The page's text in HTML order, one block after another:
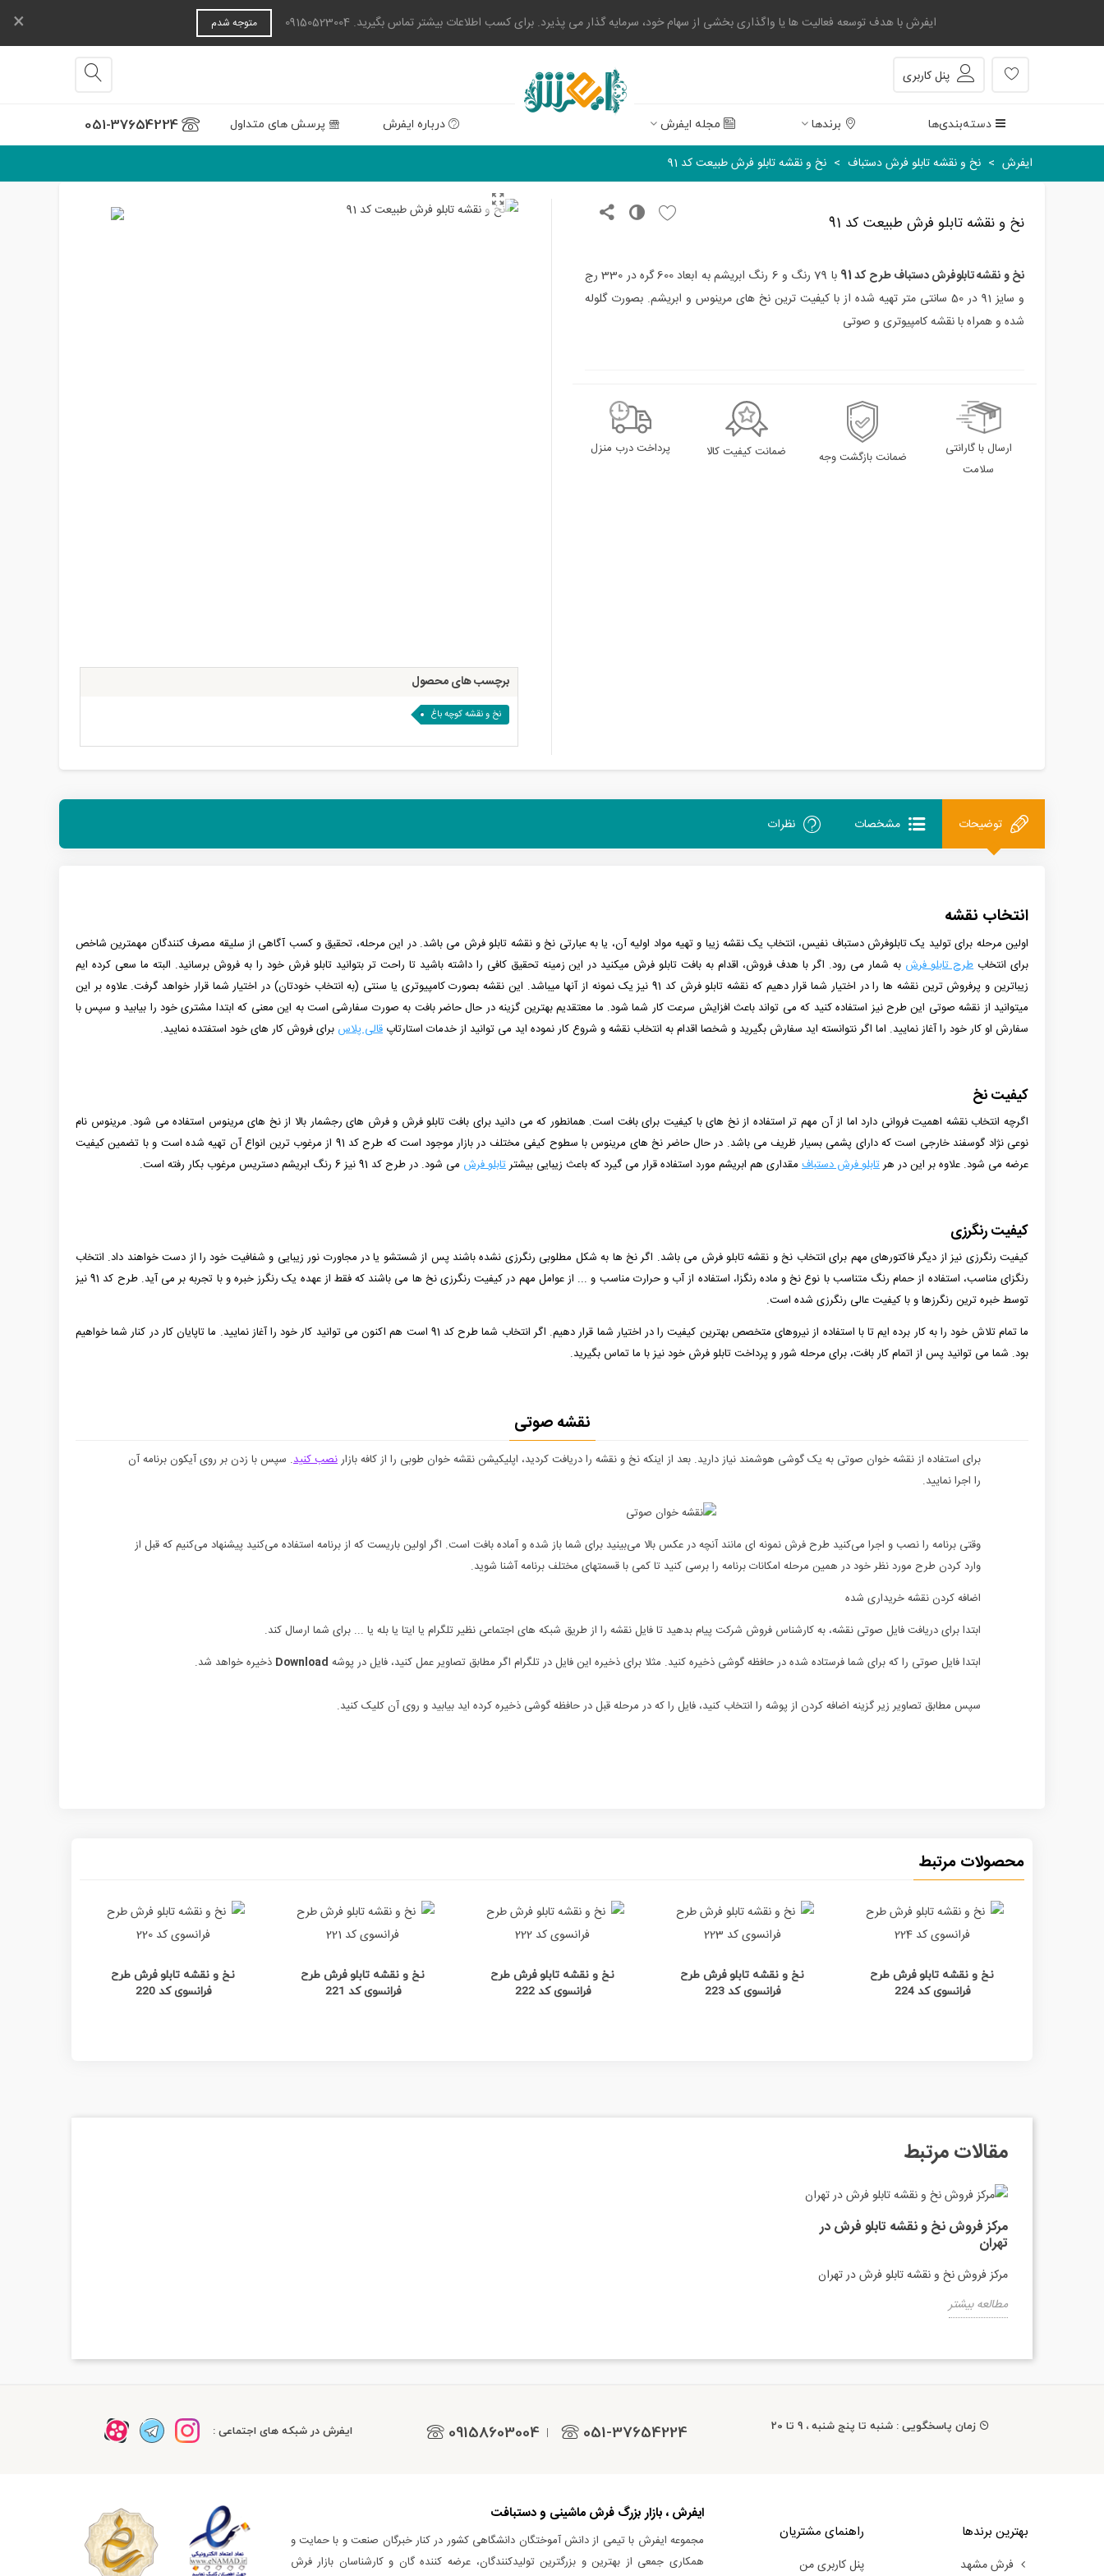
ایفرش با هدف توسعه فعالیت ها یا واگذاری بخشی از سهام خود، سرمایه گذار می پذیرد. برای کسب اطلاعات بیشتر تماس بگیرید. 09150523004 متوجه شدم ×
پنل کاربری
دسته‌بندی‌ها برندها مجله ایفرش درباره ایفرش پرسش های متداول 051-37654224
ایفرش > نخ و نقشه تابلو فرش دستباف > نخ و نقشه تابلو فرش طبیعت کد 91
برچسب های محصول
نخ و نقشه کوچه باغ
نخ و نقشه تابلو فرش طبیعت کد 91
نخ و نقشه تابلوفرش دستباف طرح کد 91
با 79 رنگ و 6 رنگ ابریشم به ابعاد 600 گره در 330 رج
و سایز 91 در 50 سانتی متر تهیه شده از با کیفیت ترین نخ های مرینوس و ابریشم. بصورت گلوله
شده و همراه با نقشه کامپیوتری و صوتی
ارسال با گارانتی
سلامت
ضمانت بازگشت وجه ضمانت کیفیت کالا پرداخت درب منزل
توضیحات مشخصات نظرات
انتخاب نقشه
اولین مرحله برای تولید یک تابلوفرش دستباف نفیس، انتخاب یک نقشه زیبا و تهیه مواد اولیه آن، یا به عبارتی نخ و نقشه تابلو فرش می باشد. در این مرحله، تحقیق و کسب آگاهی از سلیقه مصرف کنندگان مهمترین شاخص
برای انتخاب طرح تابلو فرش به شمار می رود. اگر با هدف فروش، اقدام به بافت تابلو فرش میکنید در این زمینه تحقیق کافی را داشته باشید تا راحت تر بتوانید تابلو فرش خود را به فروش برسانید. البته ما سعی کرده ایم
زیباترین و پرفروش ترین نقشه ها را در اختیار شما قرار دهیم که نقشه تابلو فرش کد 91 نیز یک نمونه از آنها میباشد. این نقشه بصورت کامپیوتری یا سنتی (به انتخاب خودتان) در اختیار شما قرار خواهد گرفت. علاوه بر این
میتوانید از نقشه صوتی این طرح نیز استفاده کنید که می تواند باعث افزایش سرعت کار شما شود. ما معتقدیم بهترین گزینه در حال حاضر بافت به صورت سفارشی است به این معنی که ابتدا مشتری خود را بیابید و سپس با
سفارش او کار خود را آغاز نمایید. اما اگر نتوانسته اید سفارش بگیرید و شخصا اقدام به انتخاب نقشه و شروع کار نموده اید می توانید از خدمات استارتاپ قالی پلاس برای فروش کار های خود استفتده نمایید.
کیفیت نخ
اگرچه انتخاب نقشه اهمیت فروانی دارد اما از آن مهم تر استفاده از نخ های با کیفیت برای بافت است. همانطور که می دانید برای بافت تابلو فرش و فرش های رجشمار بالا از نخ های مرینوس استفاده می شود. مرینوس نام
نوعی نژاد گوسفند خارجی است که دارای پشمی بسیار ظریف می باشد. در حال حاضر نخ های مرینوس با سطوح کیفی مختلف در بازار موجود است که طرح کد 91 از مرغوب ترین انواع آن تهیه شده است و با تضمین کیفیت
عرضه می شود. علاوه بر این در هرتابلو فرش دستباف مقداری هم ابریشم مورد استفاده قرار می گیرد که باعث زیبایی بیشترتابلو فرش می شود. در طرح کد 91 نیز 6 رنگ ابریشم دستریس مرغوب بکار رفته است.
کیفیت رنگرزی
کیفیت رنگرزی نیز از دیگر فاکتورهای مهم برای انتخاب نخ و نقشه تابلو فرش می باشد. اگر نخ ها به شکل مطلوبی رنگرزی نشده باشند پس از شستشو یا در مجاورت نور زیبایی و شفافیت خود را از دست خواهند داد. انتخاب
رنگزای مناسب، استفاده از حمام رنگ متناسب با نوع نخ و ماده رنگزا، استفاده از آب و حرارت مناسب و ... از عوامل مهم در کیفیت رنگرزی نخ ها می باشند که فقط از عهده یک رنگرز خبره و با تجربه بر می آید. طرح کد 91 نیز
توسط خبره ترین رنگرزها و با کیفیت عالی رنگرزی شده است.
ما تمام تلاش خود را به کار برده ایم تا با استفاده از نیروهای متخصص بهترین کیفیت را در اختیار شما قرار دهیم. اگر انتخاب شما طرح کد 91 است هم اکنون می توانید کار خود را آغاز نمایید. ما تاپایان کار در کنار شما خواهیم
بود. شما می توانید پس از اتمام کار بافت، برای مرحله شور و پرداخت تابلو فرش خود نیز با ما تماس بگیرید.
نقشه صوتی
برای استفاده از نقشه خوان صوتی به یک گوشی هوشمند نیاز دارید. بعد از اینکه نخ و نقشه را دریافت کردید، اپلیکیشن نقشه خوان طوبی را از کافه بازارنصب کنید. سپس با زدن بر روی آیکون برنامه آن
را اجرا نمایید.
وقتی برنامه را نصب و اجرا می‌کنید طرح فرش نمونه ای مانند آنچه در عکس بالا می‌بینید برای شما باز شده و آماده بافت است. اگر اولین باریست که از برنامه استفاده می‌کنید پیشنهاد می‌کنیم که قبل از
وارد کردن طرح مورد نظر خود در همین مرحله امکانات برنامه را برسی کنید تا کمی با قسمتهای مختلف برنامه آشنا شوید.
اضافه کردن نقشه خریداری شده
ابتدا برای دریافت فایل صوتی نقشه، به کارشناس فروش شرکت پیام بدهید تا فایل نقشه را از طریق شبکه های اجتماعی نظیر تلگرام یا ایتا یا بله یا ... برای شما ارسال کند.
ابتدا فایل صوتی را که برای شما فرستاده شده در حافظه گوشی ذخیره کنید. مثلا برای ذخیره این فایل در تلگرام اگر مطابق تصاویر عمل کنید، فایل در پوشه Download ذخیره خواهد شد.
سپس مطابق تصاویر زیر گزینه اضافه کردن از پوشه را انتخاب کنید، فایل را که در مرحله قبل در حافظه گوشی ذخیره کرده اید بیابید و روی آن کلیک کنید.
محصولات مرتبط
نخ و نقشه تابلو فرش طرح
فرانسوی کد 224
نخ و نقشه تابلو فرش طرح
فرانسوی کد 223
نخ و نقشه تابلو فرش طرح
فرانسوی کد 222
نخ و نقشه تابلو فرش طرح
فرانسوی کد 221
نخ و نقشه تابلو فرش طرح
فرانسوی کد 220
مقالات مرتبط
مرکز فروش نخ و نقشه تابلو فرش در
تهران
مرکز فروش نخ و نقشه تابلو فرش در تهران
مطالعه بیشتر
زمان پاسخگویی : شنبه تا پنج شنبه ، 9 تا 20 051-37654224
|
09158603004 ایفرش در شبکه های اجتماعی :
بهترین برندها
فرش مشهد
راهنمای مشتریان
پنل کاربری من
ایفرش ، بازار بزرگ فرش ماشینی و دستبافت
مجموعه ایفرش با تیمی از دانش آموختگان دانشگاهی کشور در کنار خبرگان صنعت و با حمایت و
همکاری جمعی از بهترین و بزرگترین تولیدکنندگان، عرضه کننده گان و کارشناسان بازار فرش